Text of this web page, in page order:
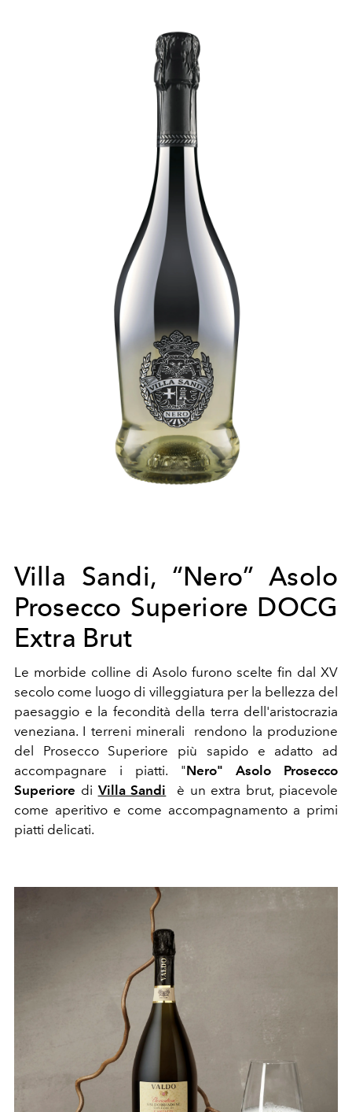
Villa Sandi, “Nero” Asolo
Prosecco Superiore DOCG
Extra Brut
Le morbide colline di Asolo furono scelte fin dal XV
secolo come luogo di villeggiatura per la bellezza del
paesaggio e la fecondità della terra dell'aristocrazia
veneziana. I terreni minerali rendono la produzione
del Prosecco Superiore più sapido e adatto ad
accompagnare i piatti. "Nero" Asolo Prosecco
Superiore di Villa Sandi è un extra brut, piacevole
come aperitivo e come accompagnamento a primi
piatti delicati.